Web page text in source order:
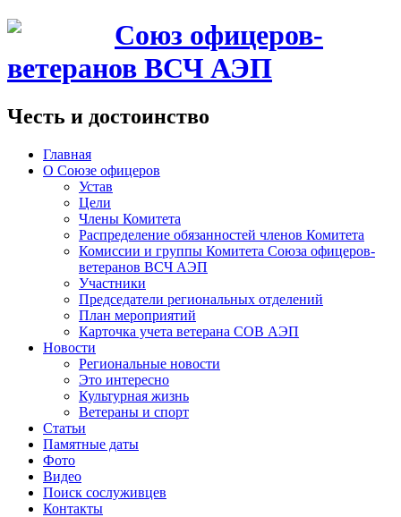
Союз офицеров-
ветеранов ВСЧ АЭП
Честь и достоинство
Главная
О Союзе офицеров
Устав
Цели
Члены Комитета
Распределение обязанностей членов Комитета
Комиссии и группы Комитета Союза офицеров-
ветеранов ВСЧ АЭП
Участники
Председатели региональных отделений
План мероприятий
Карточка учета ветерана CОВ АЭП
Новости
Региональные новости
Это интересно
Культурная жизнь
Ветераны и спорт
Статьи
Памятные даты
Фото
Видео
Поиск сослуживцев
Контакты